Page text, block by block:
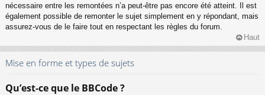
nécessaire entre les remontées n’a peut-être pas encore été atteint. Il est
également possible de remonter le sujet simplement en y répondant, mais
assurez-vous de le faire tout en respectant les règles du forum.
Haut
Mise en forme et types de sujets
Qu’est-ce que le BBCode ?